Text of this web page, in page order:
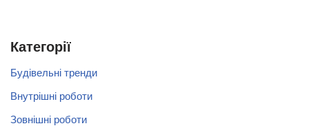
Категорії
Будівельні тренди
Внутрішні роботи
Зовнішні роботи